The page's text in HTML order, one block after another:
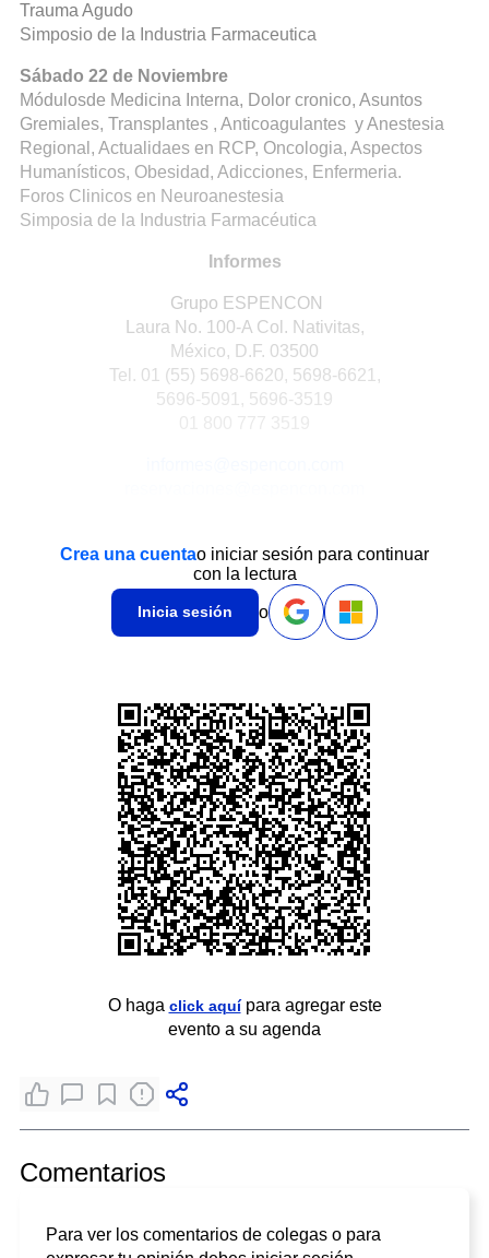
Trauma Agudo
Simposio de la Industria Farmaceutica
Sábado 22 de Noviembre
Módulosde Medicina Interna, Dolor cronico, Asuntos
Gremiales, Transplantes , Anticoagulantes y Anestesia
Regional, Actualidaes en RCP, Oncologia, Aspectos
Humanísticos, Obesidad, Adicciones, Enfermeria.
Foros Clinicos en Neuroanestesia
Simposia de la Industria Farmacéutica
Informes
Grupo ESPENCON
Laura No. 100-A Col. Nativitas,
México, D.F. 03500
Tel. 01 (55) 5698-6620, 5698-6621,
5696-5091, 5696-3519
Crea una cuentao iniciar sesión para continuar
con la lectura
Inicia sesión o
O haga click aquípara agregar este
evento a su agenda
Comentarios
Para ver los comentarios de colegas o para